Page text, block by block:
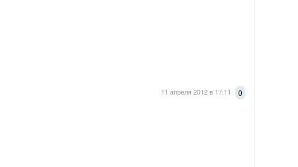
0
11 апреля 2012 в 17:11